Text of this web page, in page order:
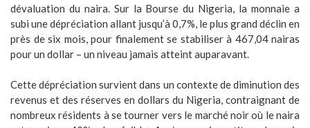
dévaluation du naira. Sur la Bourse du Nigeria, la monnaie a
subi une dépréciation allant jusqu’à 0,7%, le plus grand déclin en
près de six mois, pour finalement se stabiliser à 467,04 nairas
pour un dollar – un niveau jamais atteint auparavant.
Cette dépréciation survient dans un contexte de diminution des
revenus et des réserves en dollars du Nigeria, contraignant de
nombreux résidents à se tourner vers le marché noir où le naira